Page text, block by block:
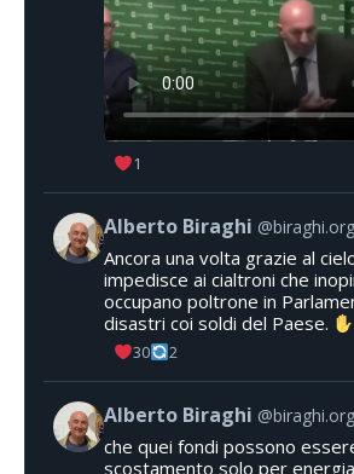
1
Alberto Biraghi @biraghi.org
Ancora una volta grazie al
impedisce ai cialtroni che
occupano poltrone in
disastri coi soldi del Paese.
30 2
Alberto Biraghi @biraghi.org
che quei fondi possono
scostamento solo per